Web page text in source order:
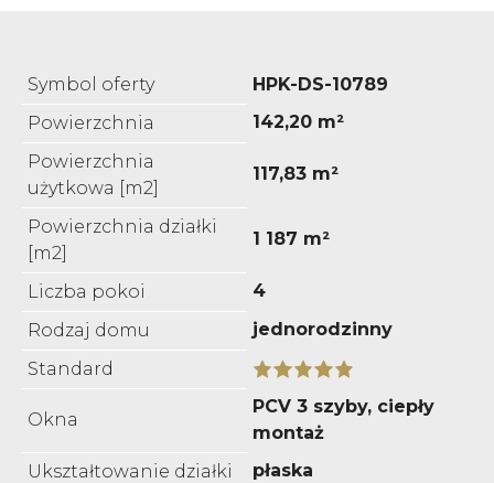
Symbol oferty
HPK-DS-10789
Powierzchnia
142,20 m²
Powierzchnia
użytkowa [m2]
117,83 m²
Powierzchnia działki
[m2]
1 187 m²
Liczba pokoi
4
Rodzaj domu
jednorodzinny
Standard
Okna
PCV 3 szyby, ciepły
montaż
Ukształtowanie działki
płaska